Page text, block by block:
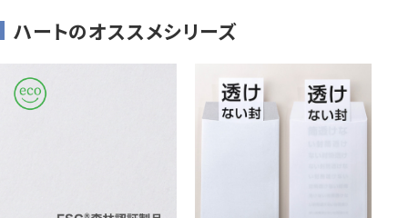
カレンダー 領収書
洋5タテ封筒
A5縦2つ折
洋6タテ封筒
B5横3つ折
ハートのオススメシリーズ